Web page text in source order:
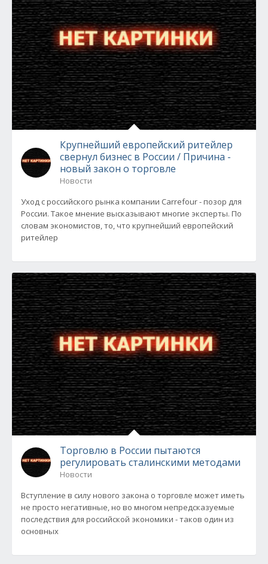
Крупнейший европейский ритейлер
свернул бизнес в России / Причина -
новый закон о торговле
Новости
Уход с российского рынка компании Carrefour - позор для
России. Такое мнение высказывают многие эксперты. По
словам экономистов, то, что крупнейший европейский
ритейлер
Торговлю в России пытаются
регулировать сталинскими методами
Новости
Вступление в силу нового закона о торговле может иметь
не просто негативные, но во многом непредсказуемые
последствия для российской экономики - таков один из
основных